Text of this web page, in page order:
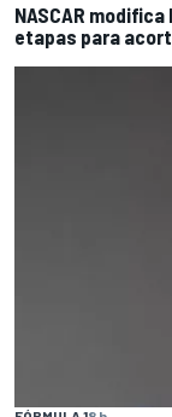
NASCAR
etapas para